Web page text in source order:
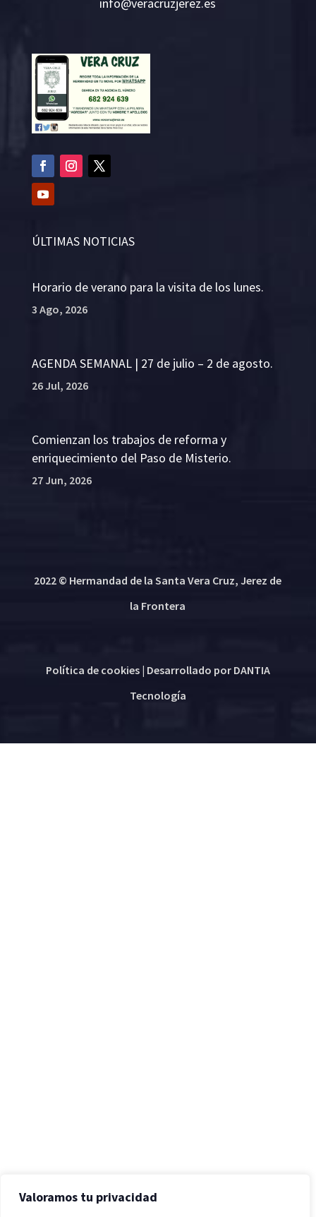
Valoramos tu privacidad
se.ze
rejzu
rcare
v@ofn
i
ÚLTIMAS NOTICIAS
Horario de verano para la visita de los lunes.
3 Ago, 2026
AGENDA SEMANAL | 27 de julio – 2 de agosto.
26 Jul, 2026
Comienzan los trabajos de reforma y
enriquecimiento del Paso de Misterio.
27 Jun, 2026
2022 © Hermandad de la Santa Vera Cruz, Jerez de
la Frontera
Política de cookies| Desarrollado por DANTIA
Tecnología